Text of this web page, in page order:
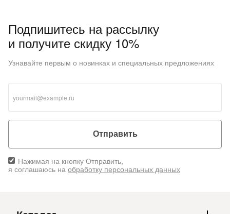
Подпишитесь на рассылку
и получите скидку 10%
Узнавайте первым о новинках и специальных предложениях
Отправить
Нажимая на кнопку Отправить,
я соглашаюсь на обработку персональных данных